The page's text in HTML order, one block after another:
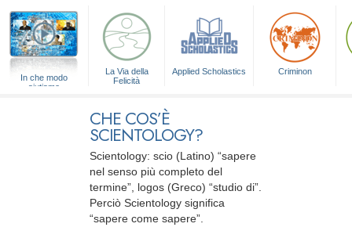
In che modo
aiutiamo
La Via della
Felicità
Applied Scholastics Criminon
CHE COS’È
SCIENTOLOGY?
Scientology: scio (Latino) “sapere
nel senso più completo del
termine”, logos (Greco) “studio di”.
Perciò Scientology significa
“sapere come sapere”.